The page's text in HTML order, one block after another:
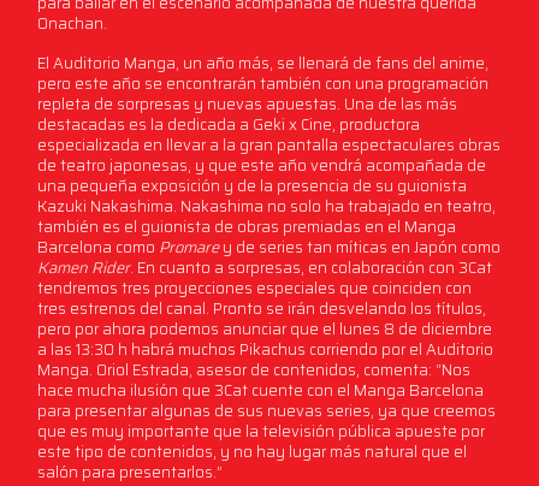
Onachan.
El Auditorio Manga, un año más, se llenará de fans del anime,
pero este año se encontrarán también con una programación
repleta de sorpresas y nuevas apuestas. Una de las más
destacadas es la dedicada a Geki x Cine, productora
especializada en llevar a la gran pantalla espectaculares obras
de teatro japonesas, y que este año vendrá acompañada de
una pequeña exposición y de la presencia de su guionista
Kazuki Nakashima. Nakashima no solo ha trabajado en teatro,
también es el guionista de obras premiadas en el Manga
Barcelona como Promarey de series tan míticas en Japón como
Kamen Rider. En cuanto a sorpresas, en colaboración con 3Cat
tendremos tres proyecciones especiales que coinciden con
tres estrenos del canal. Pronto se irán desvelando los títulos,
pero por ahora podemos anunciar que el lunes 8 de diciembre
a las 13:30 h habrá muchos Pikachus corriendo por el Auditorio
Manga. Oriol Estrada, asesor de contenidos, comenta: “Nos
hace mucha ilusión que 3Cat cuente con el Manga Barcelona
para presentar algunas de sus nuevas series, ya que creemos
que es muy importante que la televisión pública apueste por
este tipo de contenidos, y no hay lugar más natural que el
salón para presentarlos.”